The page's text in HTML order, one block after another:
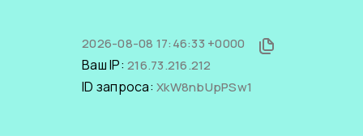
2026-08-08 17:46:33 +0000
Ваш IP: 216.73.216.212
ID запроса: XkW8nbUpPSw1